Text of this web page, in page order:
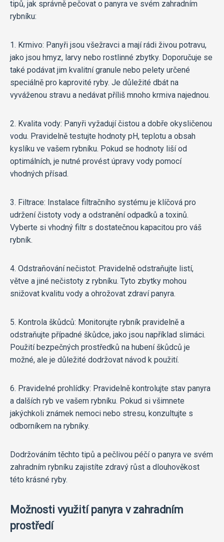
tipů, jak správně pečovat o panyra ve svém zahradním
rybníku:
1. Krmivo: Panyři jsou všežravci a mají rádi živou potravu,
jako jsou hmyz, larvy nebo rostlinné zbytky. Doporučuje se
také podávat jim kvalitní granule nebo pelety určené
speciálně pro kaprovité ryby. Je důležité dbát na
vyváženou stravu a nedávat příliš mnoho krmiva najednou.
2. Kvalita vody: Panyři vyžadují čistou a dobře okysličenou
vodu. Pravidelně testujte hodnoty pH, teplotu a obsah
kyslíku ve vašem rybníku. Pokud se hodnoty liší od
optimálních, je nutné provést úpravy vody pomocí
vhodných přísad.
3. Filtrace: Instalace filtračního systému je klíčová pro
udržení čistoty vody a odstranění odpadků a toxinů.
Vyberte si vhodný filtr s dostatečnou kapacitou pro váš
rybník.
4. Odstraňování nečistot: Pravidelně odstraňujte listí,
větve a jiné nečistoty z rybníku. Tyto zbytky mohou
snižovat kvalitu vody a ohrožovat zdraví panyra.
5. Kontrola škůdců: Monitorujte rybník pravidelně a
odstraňujte případné škůdce, jako jsou například slimáci.
Použití bezpečných prostředků na hubení škůdců je
možné, ale je důležité dodržovat návod k použití.
6. Pravidelné prohlídky: Pravidelně kontrolujte stav panyra
a dalších ryb ve vašem rybníku. Pokud si všimnete
jakýchkoli známek nemoci nebo stresu, konzultujte s
odborníkem na rybníky.
Dodržováním těchto tipů a pečlivou péčí o panyra ve svém
zahradním rybníku zajistíte zdravý růst a dlouhověkost
této krásné ryby.
Možnosti využití panyra v zahradním
prostředí